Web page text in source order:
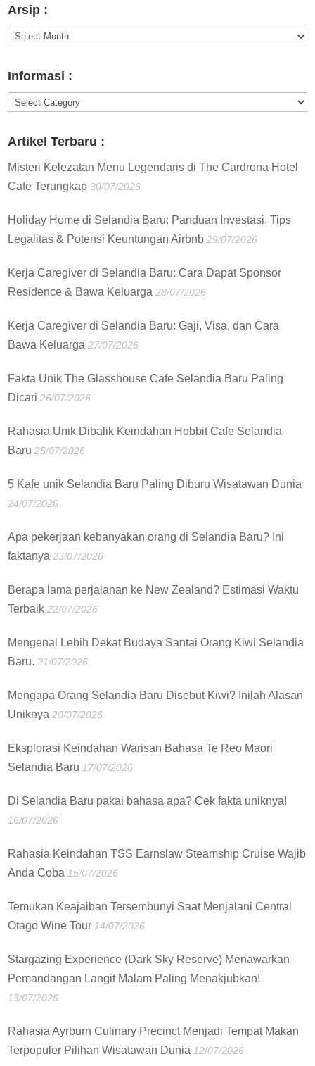
Arsip :
Arsip
Informasi :
Informasi
Artikel Terbaru :
Misteri Kelezatan Menu Legendaris di The Cardrona Hotel
Cafe Terungkap 30/07/2026
Holiday Home di Selandia Baru: Panduan Investasi, Tips
Legalitas & Potensi Keuntungan Airbnb 29/07/2026
Kerja Caregiver di Selandia Baru: Cara Dapat Sponsor
Residence & Bawa Keluarga 28/07/2026
Kerja Caregiver di Selandia Baru: Gaji, Visa, dan Cara
Bawa Keluarga 27/07/2026
Fakta Unik The Glasshouse Cafe Selandia Baru Paling
Dicari 26/07/2026
Rahasia Unik Dibalik Keindahan Hobbit Cafe Selandia
Baru 25/07/2026
5 Kafe unik Selandia Baru Paling Diburu Wisatawan Dunia
24/07/2026
Apa pekerjaan kebanyakan orang di Selandia Baru? Ini
faktanya 23/07/2026
Berapa lama perjalanan ke New Zealand? Estimasi Waktu
Terbaik 22/07/2026
Mengenal Lebih Dekat Budaya Santai Orang Kiwi Selandia
Baru. 21/07/2026
Mengapa Orang Selandia Baru Disebut Kiwi? Inilah Alasan
Uniknya 20/07/2026
Eksplorasi Keindahan Warisan Bahasa Te Reo Maori
Selandia Baru 17/07/2026
Di Selandia Baru pakai bahasa apa? Cek fakta uniknya!
16/07/2026
Rahasia Keindahan TSS Earnslaw Steamship Cruise Wajib
Anda Coba 15/07/2026
Temukan Keajaiban Tersembunyi Saat Menjalani Central
Otago Wine Tour 14/07/2026
Stargazing Experience (Dark Sky Reserve) Menawarkan
Pemandangan Langit Malam Paling Menakjubkan!
13/07/2026
Rahasia Ayrburn Culinary Precinct Menjadi Tempat Makan
Terpopuler Pilihan Wisatawan Dunia 12/07/2026